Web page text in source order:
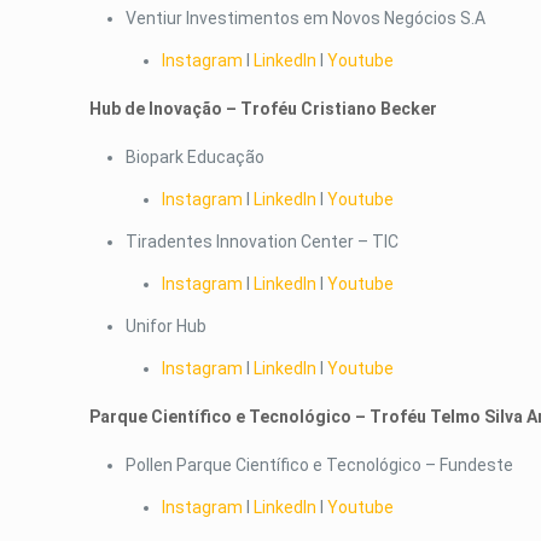
Ventiur Investimentos em Novos Negócios S.A
Instagram LinkedIn IYoutube
Hub de Inovação – Troféu Cristiano Becker
Biopark Educação
Instagram LinkedIn IYoutube
Tiradentes Innovation Center – TIC
Instagram LinkedIn IYoutube
Unifor Hub
Instagram LinkedIn IYoutube
Parque Científico e Tecnológico – Troféu Telmo Silva
Pollen Parque Científico e Tecnológico – Fundeste
Instagram LinkedIn IYoutube